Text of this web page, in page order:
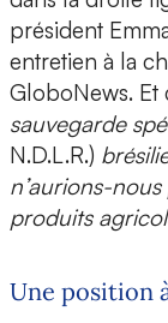
président
entretien à la
GloboNews. Et
sauvegarde
N.D.L.R.)
n’aurions-
produits
Une position